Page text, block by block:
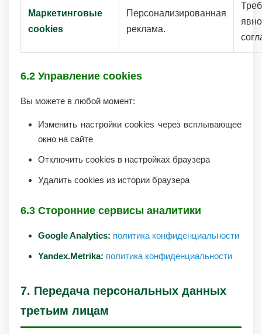
Маркетинговые
cookies
Персонализированная
реклама.
6.2 Управление cookies
Вы можете в любой момент:
Изменить настройки cookies через всплывающее
окно на сайте
Отключить cookies в настройках браузера
Удалить cookies из истории браузера
6.3 Сторонние сервисы аналитики
Google Analytics: политика конфиденциальности
Yandex.Metrika: политика конфиденциальности
7. Передача персональных данных
третьим лицам